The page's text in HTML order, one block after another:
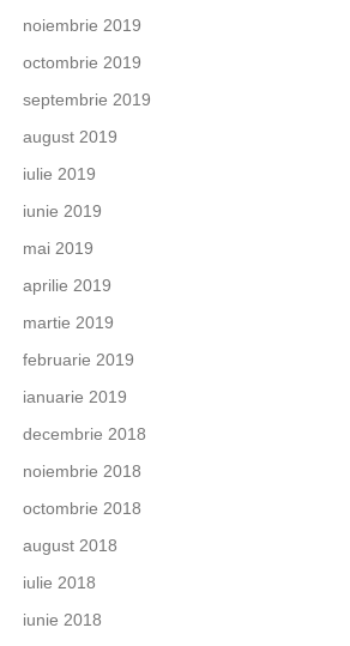
noiembrie 2019
octombrie 2019
septembrie 2019
august 2019
iulie 2019
iunie 2019
mai 2019
aprilie 2019
martie 2019
februarie 2019
ianuarie 2019
decembrie 2018
noiembrie 2018
octombrie 2018
august 2018
iulie 2018
iunie 2018